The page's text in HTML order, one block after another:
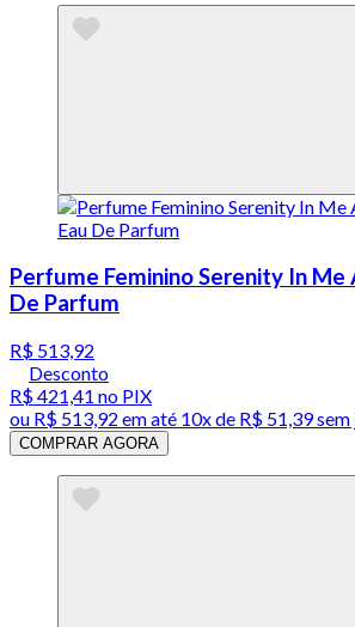
Perfume Feminino Serenity In Me
De Parfum
R$ 513,92
Desconto
R$ 421,41 no PIX
ou R$ 513,92 em até 10x de R$ 51,39 sem
COMPRAR AGORA